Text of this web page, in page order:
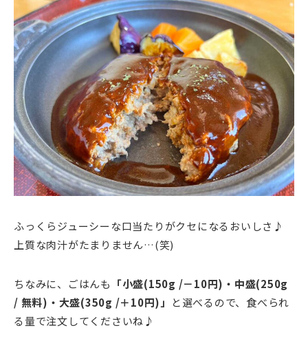
ふっくらジューシーな口当たりがクセになるおいしさ♪
上質な肉汁がたまりません…(笑)
ちなみに、ごはんも 「小盛(150g /－10円)・中盛(250g
/ 無料)・大盛(350g /＋10円)」
と選べるので、食べられ
る量で注文してくださいね♪